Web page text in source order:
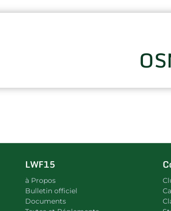
LWF15
à Propos
Bulletin officiel
Documents